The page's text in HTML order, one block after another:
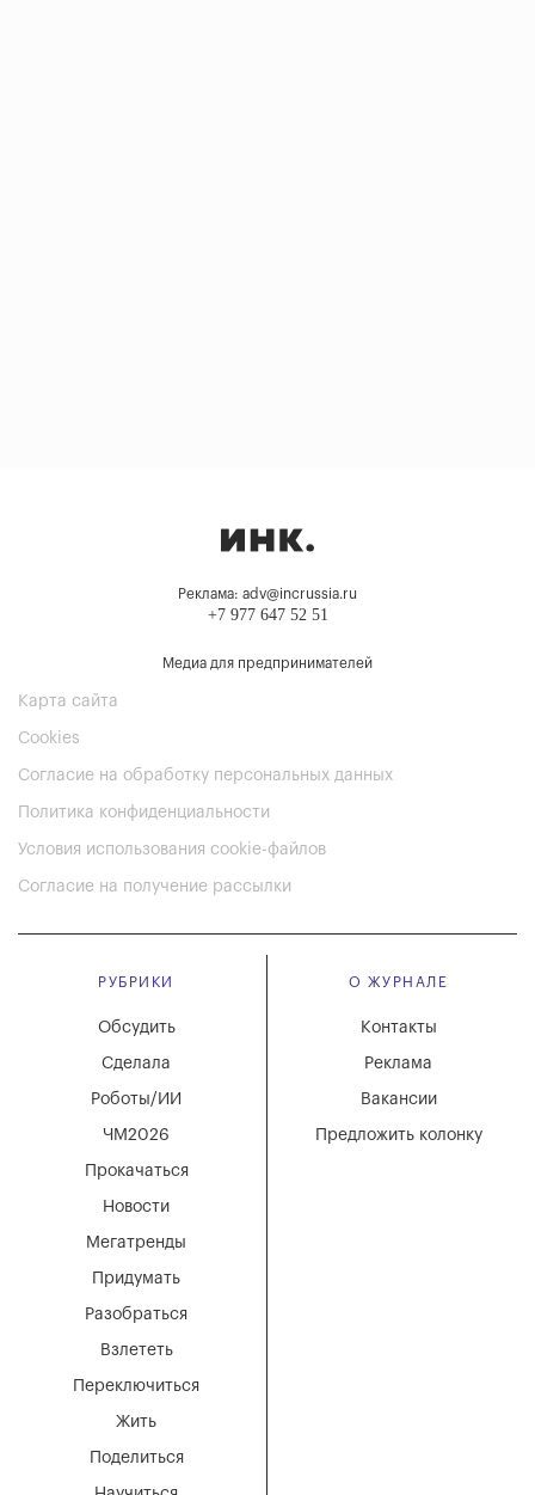
Реклама: adv@incrussia.ru
+7 977 647 52 51
Медиа для предпринимателей
Карта сайта
Cookies
Согласие на обработку персональных данных
Политика конфиденциальности
Условия использования cookie-файлов
Согласие на получение рассылки
РУБРИКИ
Мегатренды
Придумать
Разобраться
Взлететь
Новости
Переключиться
Жить
Поделиться
Обсудить
Сделала
Роботы/ИИ
ЧМ2026
Прокачаться
О ЖУРНАЛЕ
Вакансии
Реклама
Контакты
Предложить колонку